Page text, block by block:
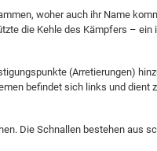
woher auch ihr Name
die Kehle des Kämpfers –
(Arretierungen)
befindet sich links und dient
Die Schnallen bestehen aus